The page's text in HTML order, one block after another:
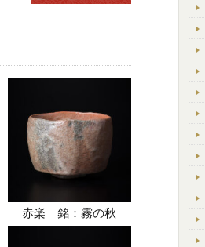
赤楽 銘：霧の秋